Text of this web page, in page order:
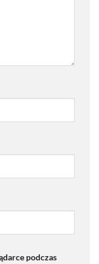
podczas